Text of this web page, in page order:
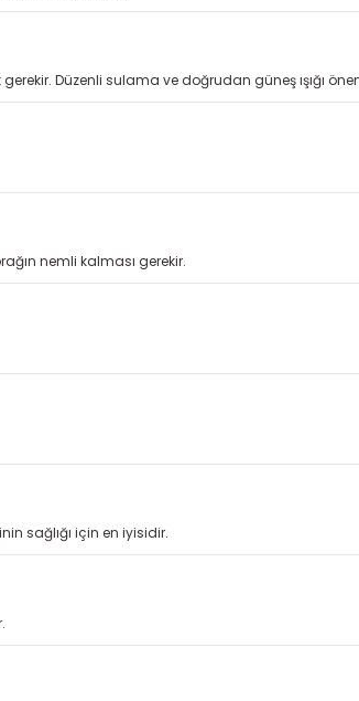
Düzenli sulama ve doğrudan güneş ışığı
nemli kalması gerekir.
sağlığı için en iyisidir.